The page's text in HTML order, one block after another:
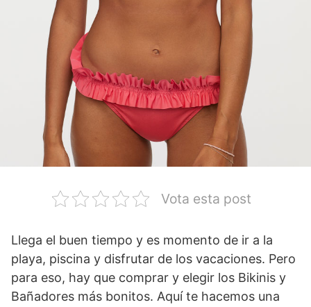
Vota esta post
Llega el buen tiempo y es momento de ir a la
playa, piscina y disfrutar de los vacaciones. Pero
para eso, hay que comprar y elegir los Bikinis y
Bañadores más bonitos. Aquí te hacemos una